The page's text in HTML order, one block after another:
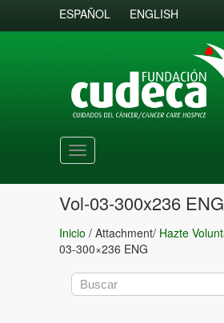
ESPAÑOL ENGLISH
Toggle
navigation
Vol-03-300x236 ENG
Inicio / Attachment/ Hazte
03-300×236 ENG